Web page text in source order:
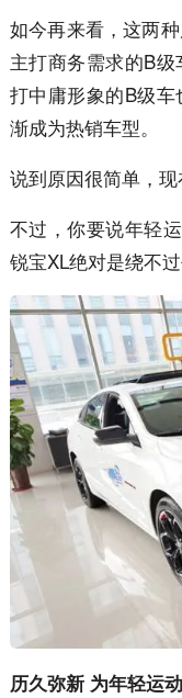
如今再来看，这两
主打商务需求的B
打中庸形象的B级
渐成为热销车型。
说到原因很简单，现
不过，你要说年轻
锐宝XL绝对是绕不过
历久弥新 为年轻运